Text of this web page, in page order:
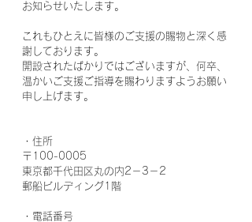
お知らせいたします。
これもひとえに皆様のご支援の賜物と深く感
謝しております。
開設されたばかりではございますが、何卒、
温かいご支援ご指導を賜わりますようお願い
申し上げます。
・住所
〒100-0005
東京都千代田区丸の内2－3－2
郵船ビルディング1階
・電話番号